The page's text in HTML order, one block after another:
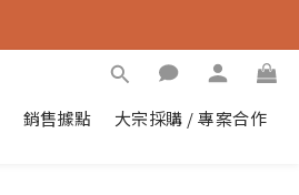
銷售據點 大宗採購 / 專案合作